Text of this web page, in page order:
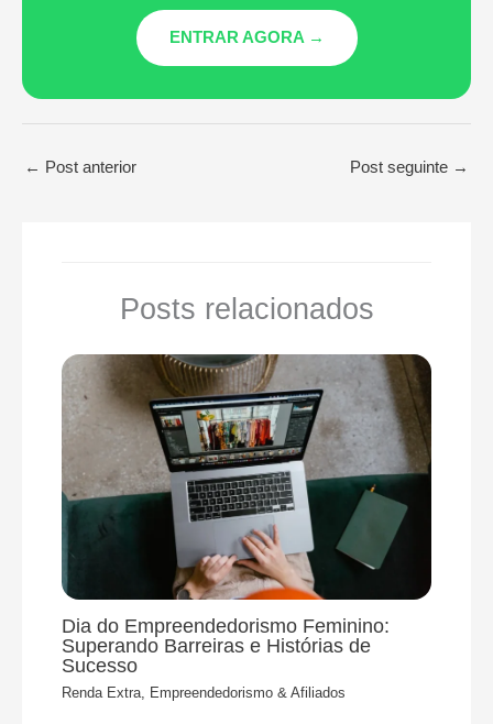
ENTRAR AGORA →
← Post anterior Post seguinte →
Posts relacionados
Dia do Empreendedorismo Feminino:
Superando Barreiras e Histórias de
Sucesso
Renda Extra, Empreendedorismo & Afiliados